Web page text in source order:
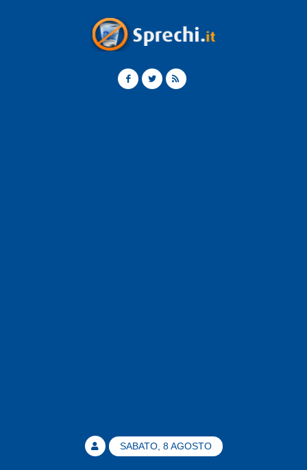
SABATO, 8 AGOSTO